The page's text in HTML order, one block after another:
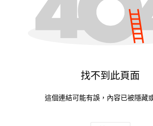
找不到此頁面
這個連結可能有誤，內容已被隱藏